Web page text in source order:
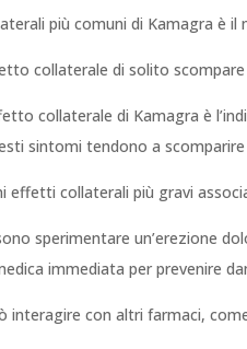
più comuni di Kamagra è
collaterale di solito
collaterale di Kamagra è
sintomi tendono a
effetti collaterali più gravi
sperimentare un’erezione
immediata per prevenire
interagire con altri farmaci,